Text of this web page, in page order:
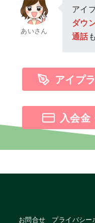
あいさん
アイ
ダウ
通話
アイプ
入会金
お問合せ プライバシー